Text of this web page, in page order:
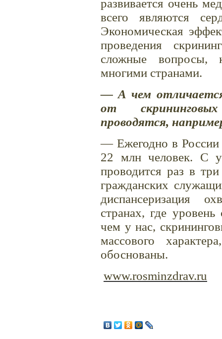
развивается очень
всего являются
Экономическая
проведения
сложные вопросы,
многими странами.
— А чем отличается
от
проводятся,
— Ежегодно в России
22 млн человек. С
проводится раз в
гражданских
диспансеризация
странах, где
чем у нас,
массового
обоснованы.
www.rosminzdrav.ru